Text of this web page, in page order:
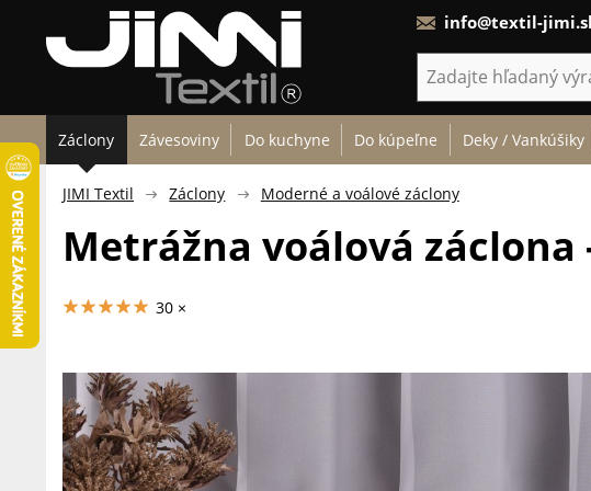
info@textil-
Záclony Závesoviny Do kuchyne Do kúpeľne Deky / Vankúšiky
JIMI Textil Záclony Moderné a voálové záclony
30 ×
Metrážna voálová záclona